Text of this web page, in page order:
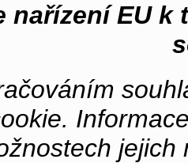
nařízení EU k
jejich